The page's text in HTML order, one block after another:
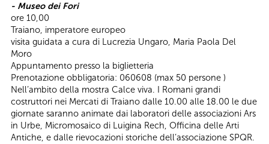
- Museo dei Fori
ore 10,00
Traiano, imperatore europeo
visita guidata a cura di Lucrezia Ungaro, Maria Paola Del
Moro
Appuntamento presso la biglietteria
Prenotazione obbligatoria: 060608 (max 50 persone )
Nell’ambito della mostra Calce viva. I Romani grandi
costruttori nei Mercati di Traiano dalle 10.00 alle 18.00 le due
giornate saranno animate dai laboratori delle associazioni Ars
in Urbe, Micromosaico di Luigina Rech, Officina delle Arti
Antiche, e dalle rievocazioni storiche dell’associazione SPQR.